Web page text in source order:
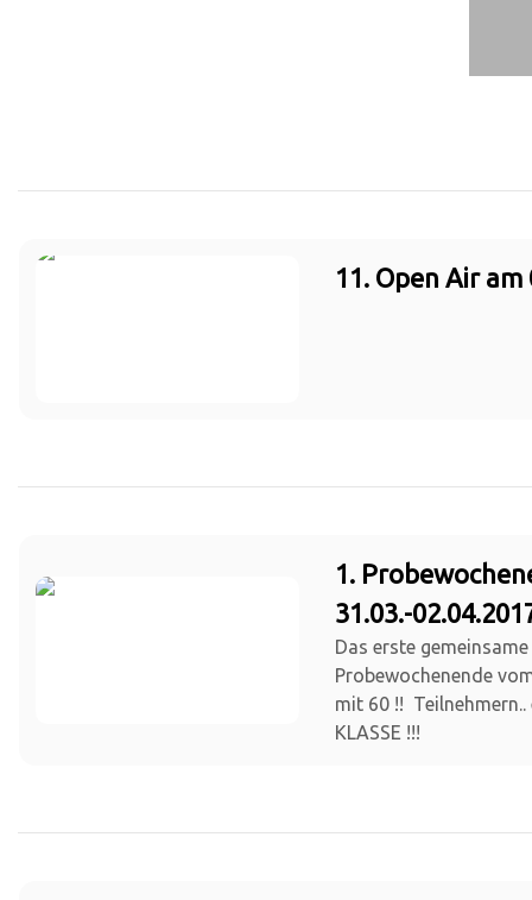
11. Open Air am
1.
31.03.-
Das erste
Probewochenende
mit 60 !!
KLASSE !!!